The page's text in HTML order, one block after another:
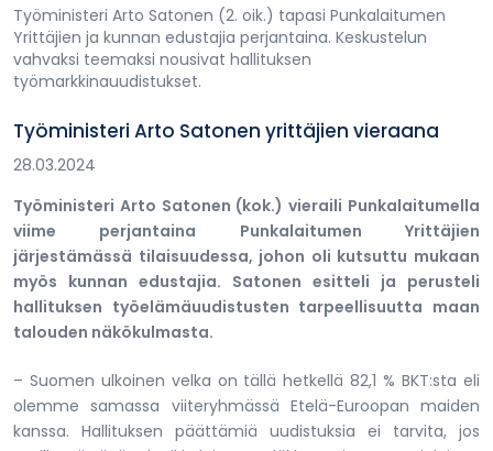
Työministeri Arto Satonen (2. oik.) tapasi Punkalaitumen
Yrittäjien ja kunnan edustajia perjantaina. Keskustelun
vahvaksi teemaksi nousivat hallituksen
työmarkkinauudistukset.
Työministeri Arto Satonen yrittäjien vieraana
28.03.2024
Työministeri Arto Satonen (kok.) vieraili Punkalaitumella
viime perjantaina Punkalaitumen Yrittäjien
järjestämässä tilaisuudessa, johon oli kutsuttu mukaan
myös kunnan edustajia. Satonen esitteli ja perusteli
hallituksen työelämäuudistusten tarpeellisuutta maan
talouden näkökulmasta.
– Suomen ulkoinen velka on tällä hetkellä 82,1 % BKT:sta eli
olemme samassa viiteryhmässä Etelä-Euroopan maiden
kanssa. Hallituksen päättämiä uudistuksia ei tarvita, jos